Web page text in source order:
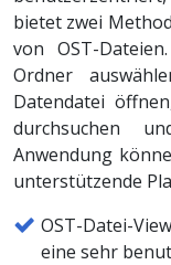
bietet zwei
von OST-
Ordner
Datendatei
durchsuchen
Anwendung
unterstützende
OST-Datei-
eine sehr